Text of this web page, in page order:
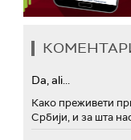
Da, ali...
Како преживети
Србији, и за шта